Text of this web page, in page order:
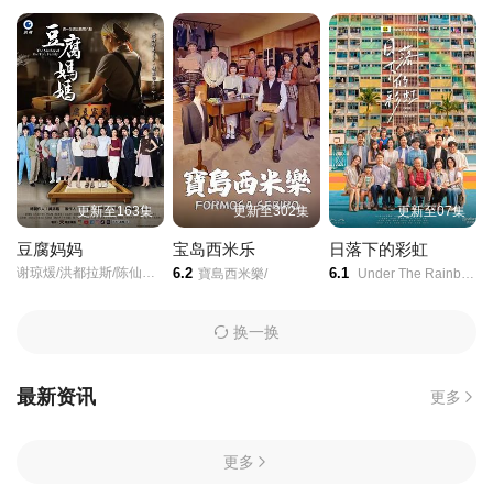
更新至163集
豆腐妈妈
更新至302集
宝岛西米乐
6.2 寶島西米樂/
更新至07集
日落下的彩虹
6.1 Under The Rainbow/
换一换
最新资讯 更多
更多